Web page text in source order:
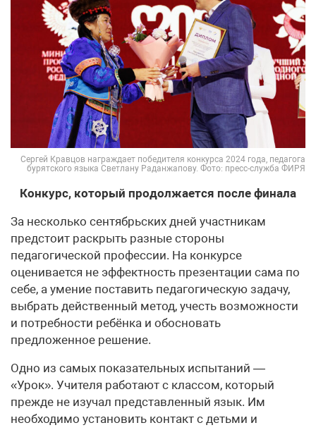
Сергей Кравцов награждает победителя конкурса 2024 года, педагога
бурятского языка Светлану Раданжапову. Фото: пресс-служба ФИРЯ
Конкурс, который продолжается после финала
За несколько сентябрьских дней участникам
предстоит раскрыть разные стороны
педагогической профессии. На конкурсе
оценивается не эффектность презентации сама по
себе, а умение поставить педагогическую задачу,
выбрать действенный метод, учесть возможности
и потребности ребёнка и обосновать
предложенное решение.
Одно из самых показательных испытаний —
«Урок». Учителя работают с классом, который
прежде не изучал представленный язык. Им
необходимо установить контакт с детьми и